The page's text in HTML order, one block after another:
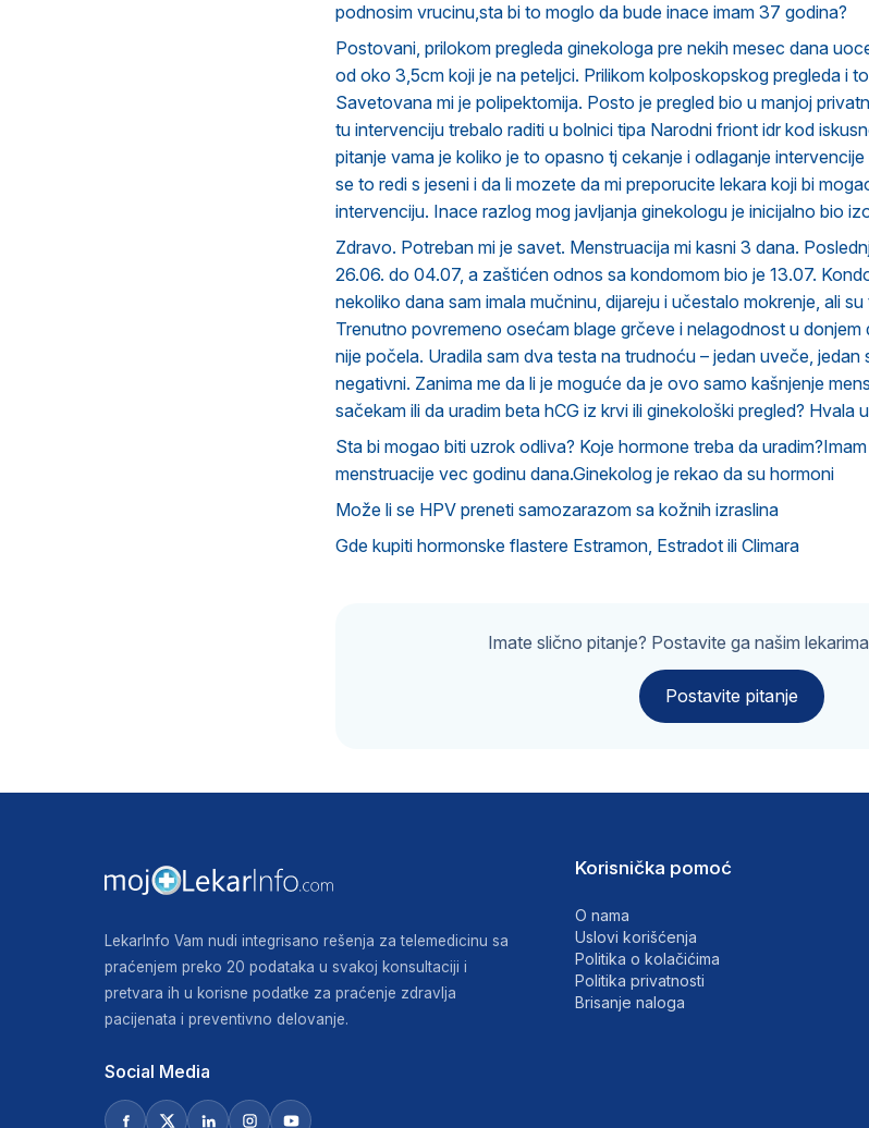
podnosim vrucinu,sta bi to moglo da bude inace imam 37 godina?
Postovani, prilokom pregleda ginekologa pre nekih mesec dana
od oko 3,5cm koji je na peteljci. Prilikom kolposkopskog pregleda i
Savetovana mi je polipektomija. Posto je pregled bio u manjoj
tu intervenciju trebalo raditi u bolnici tipa Narodni friont idr kod
pitanje vama je koliko je to opasno tj cekanje i odlaganje
se to redi s jeseni i da li mozete da mi preporucite lekara koji bi
intervenciju. Inace razlog mog javljanja ginekologu je inicijalno bio
Zdravo. Potreban mi je savet. Menstruacija mi kasni 3 dana.
26.06. do 04.07, a zaštićen odnos sa kondomom bio je 13.07.
nekoliko dana sam imala mučninu, dijareju i učestalo mokrenje, ali
Trenutno povremeno osećam blage grčeve i nelagodnost u donjem
nije počela. Uradila sam dva testa na trudnoću – jedan uveče, jedan
negativni. Zanima me da li je moguće da je ovo samo kašnjenje
sačekam ili da uradim beta hCG iz krvi ili ginekološki pregled? Hvala
Sta bi mogao biti uzrok odliva? Koje hormone treba da
menstruacije vec godinu dana.Ginekolog je rekao da su hormoni
Može li se HPV preneti samozarazom sa kožnih izraslina
Gde kupiti hormonske flastere Estramon, Estradot ili Climara
Imate slično pitanje? Postavite ga našim
Postavite pitanje
LekarInfo Vam nudi integrisano rešenja za telemedicinu sa
praćenjem preko 20 podataka u svakoj konsultaciji i
pretvara ih u korisne podatke za praćenje zdravlja
pacijenata i preventivno delovanje.
Social Media
Korisnička pomoć
O nama
Uslovi korišćenja
Politika o kolačićima
Politika privatnosti
Brisanje naloga